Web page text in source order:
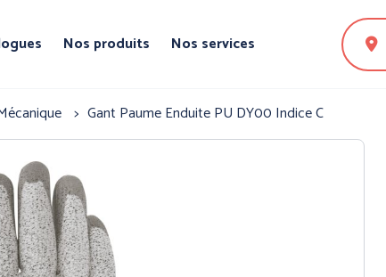
Nos produits Nos services
Gant Paume Enduite PU DY00 Indice C